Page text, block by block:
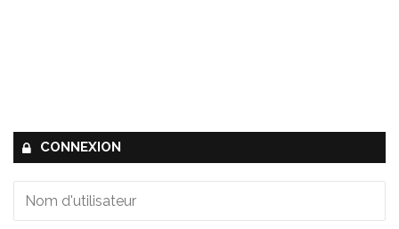
CONNEXION